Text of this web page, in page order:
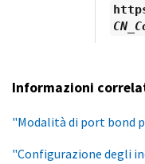
Informazioni
"Modalità di port bond
"Configurazione degli